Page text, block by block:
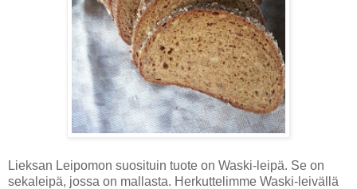
Lieksan Leipomon suosituin tuote on Waski-leipä. Se on
sekaleipä, jossa on mallasta. Herkuttelimme Waski-leivällä